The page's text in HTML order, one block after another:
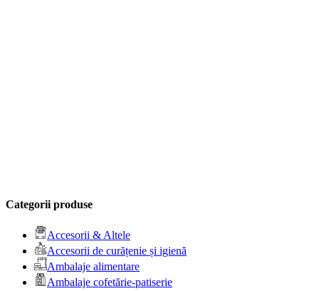
Categorii produse
Accesorii & Altele
Accesorii de curățenie și igienă
Ambalaje alimentare
Ambalaje cofetărie-patiserie